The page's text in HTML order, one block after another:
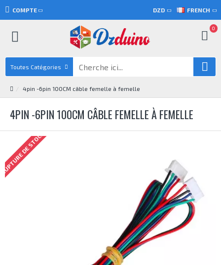
COMPTE DZD FRENCH
0
Toutes Catégories
4pin -6pin 100CM câble femelle à femelle
4PIN -6PIN 100CM CÂBLE FEMELLE À FEMELLE
DE STOCK